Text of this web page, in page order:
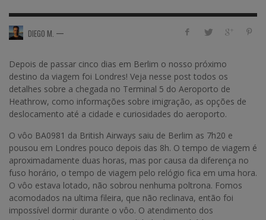
DIEGO M. —
Depois de passar cinco dias em Berlim o nosso próximo
destino da viagem foi Londres! Veja nesse post todos os
detalhes sobre a chegada no Terminal 5 do Aeroporto de
Heathrow, como informações sobre imigração, as opções de
deslocamento até a cidade e curiosidades do aeroporto.
O vôo BA0981 da British Airways saiu de Berlim as 7h20 e
pousou em Londres pouco depois das 8h. O tempo de viagem é
aproximadamente duas horas, mas por causa da diferença no
fuso horário, o tempo de viagem pelo relógio fica em uma hora.
O vôo estava lotado, não sobrou nenhuma poltrona. Fomos
acomodados na ultima fileira, que não reclinava, então foi
impossível dormir durante o vôo. O atendimento dos